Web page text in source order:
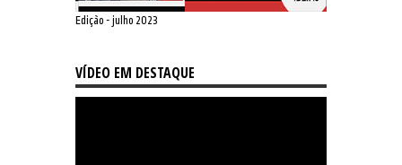
Edição - julho 2023
VÍDEO EM DESTAQUE